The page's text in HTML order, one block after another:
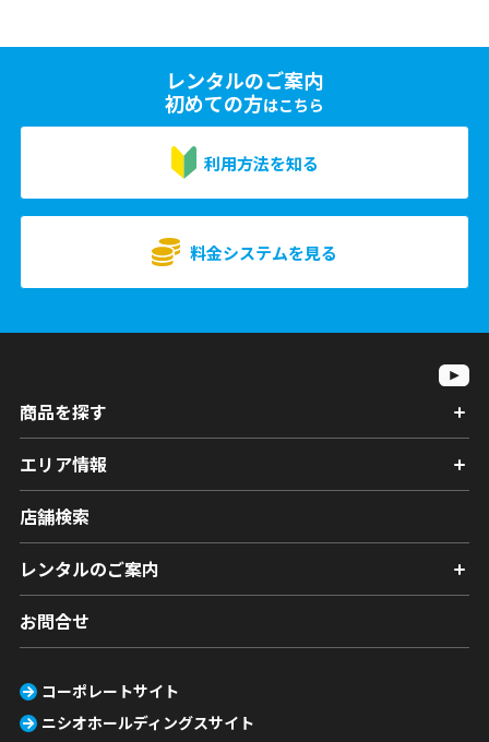
レンタルのご案内
初めての方はこちら
利用方法を知る
料金システムを見る
商品を探す
エリア情報
店舗検索
レンタルのご案内
お問合せ
コーポレートサイト
ニシオホールディングスサイト